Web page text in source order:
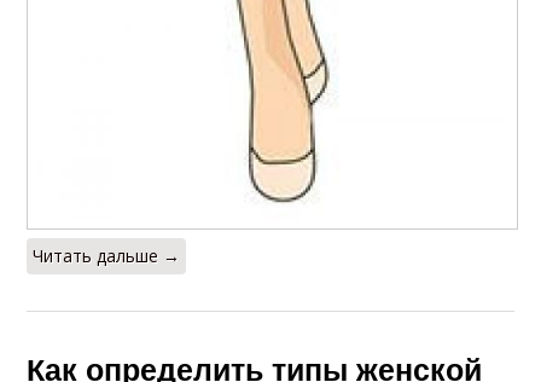
Читать дальше →
Как определить типы женской